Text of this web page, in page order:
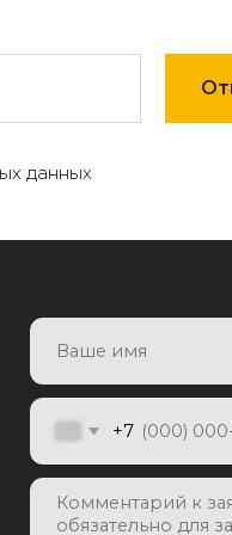
данных
Отправить заявку
заявку, я даю согласие
персональных данных